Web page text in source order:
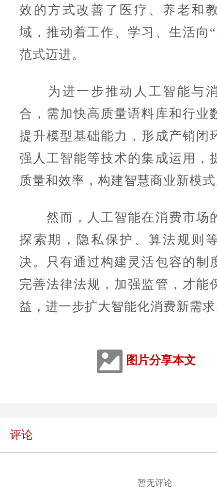
效的方式改善了医疗、养老和
域，推动着工作、学习、生活向
范式迈进。
为进一步推动人工智能与
合，需加快高质量语料库和行业
提升模型基础能力，形成产销闭
强人工智能等技术的集成运用，
质量和效率，构建智慧商业新模
然而，人工智能在消费市场
探索期，隐私保护、算法规则
决。只有通过构建灵活包容的制
完善法律法规，加强监管，才能
益，进一步扩大智能化消费新需
图片分享本文
评论
暂无评论